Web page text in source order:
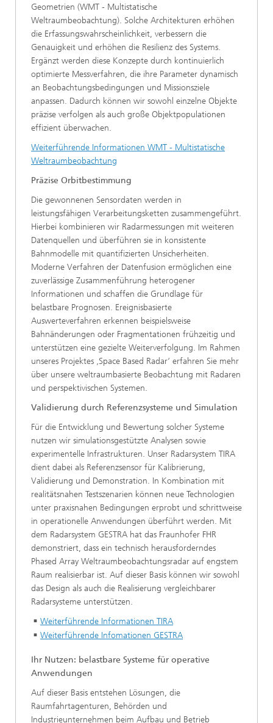
Geometrien (WMT - Multistatische
Weltraumbeobachtung). Solche Architekturen erhöhen
die Erfassungswahrscheinlichkeit, verbessern die
Genauigkeit und erhöhen die Resilienz des Systems.
Ergänzt werden diese Konzepte durch kontinuierlich
optimierte Messverfahren, die ihre Parameter dynamisch
an Beobachtungsbedingungen und Missionsziele
anpassen. Dadurch können wir sowohl einzelne Objekte
präzise verfolgen als auch große Objektpopulationen
effizient überwachen.
Weiterführende Informationen WMT - Multistatische
Weltraumbeobachtung
Präzise Orbitbestimmung
Die gewonnenen Sensordaten werden in
leistungsfähigen Verarbeitungsketten zusammengeführt.
Hierbei kombinieren wir Radarmessungen mit weiteren
Datenquellen und überführen sie in konsistente
Bahnmodelle mit quantifizierten Unsicherheiten.
Moderne Verfahren der Datenfusion ermöglichen eine
zuverlässige Zusammenführung heterogener
Informationen und schaffen die Grundlage für
belastbare Prognosen. Ereignisbasierte
Auswerteverfahren erkennen beispielsweise
Bahnänderungen oder Fragmentationen frühzeitig und
unterstützen eine gezielte Weiterverfolgung. Im Rahmen
unseres Projektes ‚Space Based Radar‘ erfahren Sie mehr
über unsere weltraumbasierte Beobachtung mit Radaren
und perspektivischen Systemen.
Validierung durch Referenzsysteme und Simulation
Für die Entwicklung und Bewertung solcher Systeme
nutzen wir simulationsgestützte Analysen sowie
experimentelle Infrastrukturen. Unser Radarsystem TIRA
dient dabei als Referenzsensor für Kalibrierung,
Validierung und Demonstration. In Kombination mit
realitätsnahen Testszenarien können neue Technologien
unter praxisnahen Bedingungen erprobt und schrittweise
in operationelle Anwendungen überführt werden. Mit
dem Radarsystem GESTRA hat das Fraunhofer FHR
demonstriert, dass ein technisch herausforderndes
Phased Array Weltraumbeobachtungsradar auf engstem
Raum realisierbar ist. Auf dieser Basis können wir sowohl
das Design als auch die Realisierung vergleichbarer
Radarsysteme unterstützen.
Weiterführende Informationen TIRA
Weiterführende Infomationen GESTRA
Ihr Nutzen: belastbare Systeme für operative
Anwendungen
Auf dieser Basis entstehen Lösungen, die
Raumfahrtagenturen, Behörden und
Industrieunternehmen beim Aufbau und Betrieb